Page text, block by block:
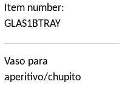
Item number:
GLAS1BTRAY
Vaso para
aperitivo/chupito